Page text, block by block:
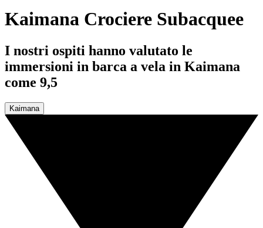
Kaimana Crociere Subacquee
I nostri ospiti hanno valutato le
immersioni in barca a vela in Kaimana
come 9,5
Kaimana